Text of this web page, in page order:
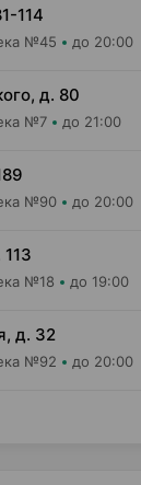
114
№45 до 20:00
д. 80
№7 до 21:00
№90 до 20:00
№18 до 19:00
д. 32
№92 до 20:00